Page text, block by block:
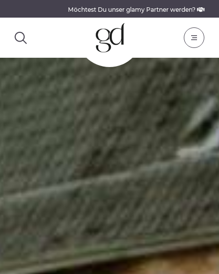
Möchtest Du unser glamy Partner werden?